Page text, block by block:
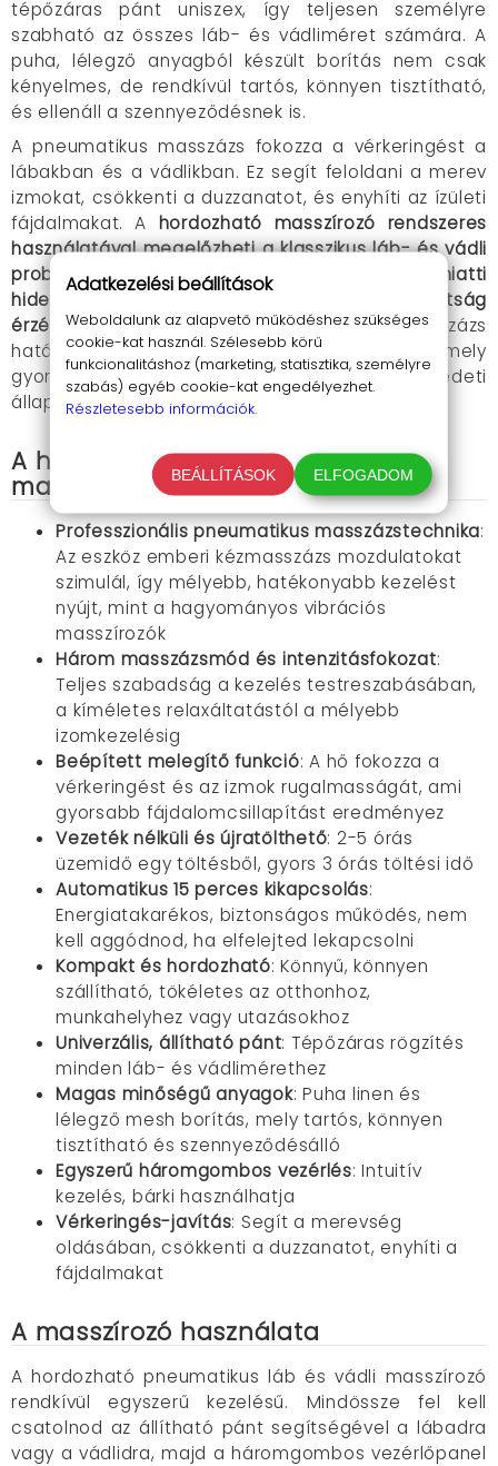
tépőzáras pánt uniszex, így teljesen személyre
szabható az összes láb- és vádliméret számára. A
puha, lélegző anyagból készült borítás nem csak
kényelmes, de rendkívül tartós, könnyen tisztítható,
és ellenáll a szennyeződésnek is.
A pneumatikus masszázs fokozza a vérkeringést a
lábakban és a vádlikban. Ez segít feloldani a merev
izmokat, csökkenti a duzzanatot, és enyhíti az ízületi
fájdalmakat. A hordozható masszírozó rendszeres
használatával megelőzheti a klasszikus láb- és vádli
problémákat, mint az alacsony vérnyomás miatti
hideg lábak, az izmok fájdalma, és a fáradtság
érzése.Az enyhe melegítés kombinálva a masszázs
hatásával egy szinergiát hoz létre, amely
gyorsabban hozza vissza az izmokat az eredeti
állapotukba.
A hordozható pneumatikus
masszírozó előnyei
Professzionális pneumatikus masszázstechnika:
Az eszköz emberi kézmasszázs mozdulatokat
szimulál, így mélyebb, hatékonyabb kezelést
nyújt, mint a hagyományos vibrációs
masszírozók
Három masszázsmód és intenzitásfokozat:
Teljes szabadság a kezelés testreszabásában,
a kíméletes relaxáltatástól a mélyebb
izomkezelésig
Beépített melegítő funkció: A hő fokozza a
vérkeringést és az izmok rugalmasságát, ami
gyorsabb fájdalomcsillapítást eredményez
Vezeték nélküli és újratölthető: 2-5 órás
üzemidő egy töltésből, gyors 3 órás töltési idő
Automatikus 15 perces kikapcsolás:
Energiatakarékos, biztonságos működés, nem
kell aggódnod, ha elfelejted lekapcsolni
Kompakt és hordozható: Könnyű, könnyen
szállítható, tökéletes az otthonhoz,
munkahelyhez vagy utazásokhoz
Univerzális, állítható pánt: Tépőzáras rögzítés
minden láb- és vádlimérethez
Magas minőségű anyagok: Puha linen és
lélegző mesh borítás, mely tartós, könnyen
tisztítható és szennyeződésálló
Egyszerű háromgombos vezérlés: Intuitív
kezelés, bárki használhatja
Vérkeringés-javítás: Segít a merevség
oldásában, csökkenti a duzzanatot, enyhíti a
fájdalmakat
A masszírozó használata
A hordozható pneumatikus láb és vádli masszírozó
rendkívül egyszerű kezelésű. Mindössze fel kell
csatolnod az állítható pánt segítségével a lábadra
vagy a vádlidra, majd a háromgombos vezérlőpanel
Adatkezelési beállítások
Weboldalunk az alapvető működéshez szükséges
cookie-kat használ. Szélesebb körű
funkcionalitáshoz (marketing, statisztika, személyre
szabás) egyéb cookie-kat engedélyezhet.
Részletesebb információk.
BEÁLLÍTÁSOK ELFOGADOM